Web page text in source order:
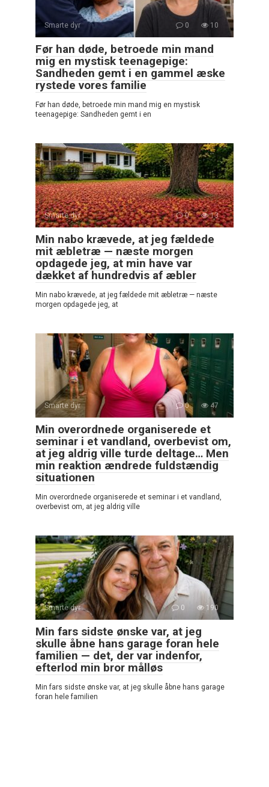
Smarte dyr 0 10
Før han døde, betroede min mand
mig en mystisk teenagepige:
Sandheden gemt i en gammel æske
rystede vores familie
Før han døde, betroede min mand mig en mystisk
teenagepige: Sandheden gemt i en
Smarte dyr 0 13
Min nabo krævede, at jeg fældede
mit æbletræ — næste morgen
opdagede jeg, at min have var
dækket af hundredvis af æbler
Min nabo krævede, at jeg fældede mit æbletræ — næste
morgen opdagede jeg, at
Smarte dyr 0 47
Min overordnede organiserede et
seminar i et vandland, overbevist om,
at jeg aldrig ville turde deltage… Men
min reaktion ændrede fuldstændig
situationen
Min overordnede organiserede et seminar i et vandland,
overbevist om, at jeg aldrig ville
Smarte dyr 0 190
Min fars sidste ønske var, at jeg
skulle åbne hans garage foran hele
familien — det, der var indenfor,
efterlod min bror målløs
Min fars sidste ønske var, at jeg skulle åbne hans garage
foran hele familien